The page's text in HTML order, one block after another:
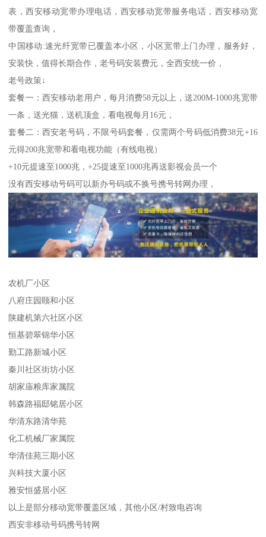
表，西安移动宽带办理电话，西安移动宽带服务电话，西安移动宽
带覆盖查询，
中国移动:速光纤宽带已覆盖本小区，小区宽带上门办理，服务好，
安装快，值得长期合作，老号码安装费元，全西安统一价，
老号政策↓
套餐一：西安移动老用户，每月消费58元以上，送200M-1000兆宽带
一条，送光猫，送机顶盒，看电视每月16元，
套餐二：西安老号码，不限号码套餐，仅需两个号码低消费38元+16
元得200兆宽带和看电视功能（有线电视）
+10元提速至1000兆，+25提速至1000兆再送影视会员一个
没有西安移动号码可以新办号码或不换号携号转网办理，
农机厂小区
八府庄园颐和小区
陕建机第六社区小区
恒基碧翠锦华小区
勤工路新城小区
秦川社区街坊小区
胡家庙粮库家属院
韩森路福邸铭居小区
华清东路清华苑
化工机械厂家属院
华清佳苑三期小区
兴科技大厦小区
雅安恒盛居小区
以上是部分移动宽带覆盖区域，其他小区/村致电咨询
西安非移动号码携号转网